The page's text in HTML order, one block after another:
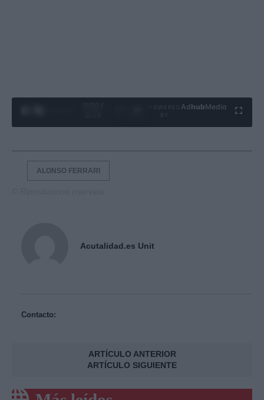
Ad hubMedia
ALONSO FERRARI
Acutalidad.es Unit
Contacto:
ARTÍCULO ANTERIOR
ARTÍCULO SIGUIENTE